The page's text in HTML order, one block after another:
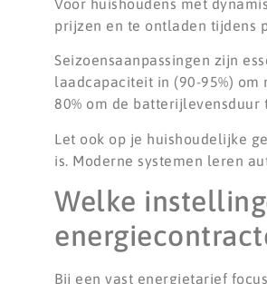
Voor huishoudens met
prijzen en te ontladen tijdens
Seizoensaanpassingen zijn
laadcapaciteit in (90-95%)
80% om de batterijlevensduur
Let ook op je huishoudelijke
is. Moderne systemen leren
Welke
Bij een vast energietarief